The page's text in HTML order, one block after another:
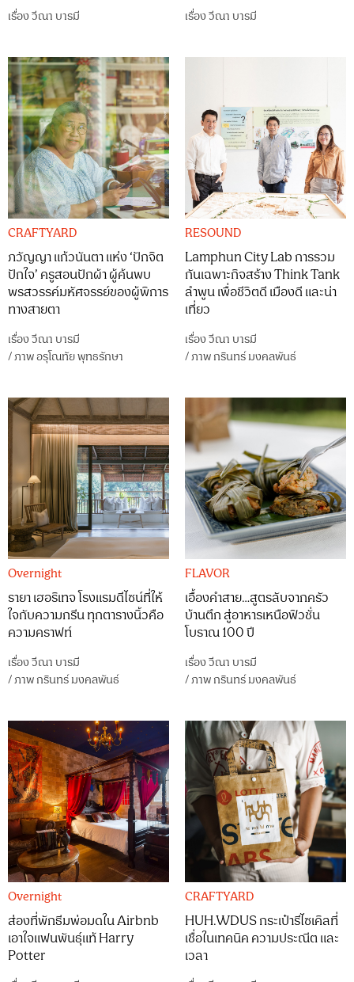
เรื่องวีณา บารมี เรื่องวีณา บารมี
CRAFTYARD
ภวัญญา แก้วนันตา แห่ง ‘ปักจิต
ปักใจ’ ครูสอนปักผ้า ผู้ค้นพบ
พรสวรรค์มหัศจรรย์ของผู้พิการ
ทางสายตา
เรื่องวีณา บารมี
/ภาพอรุโณทัย พุทธรักษา
RESOUND
Lamphun City Lab การรวม
กันเฉพาะกิจสร้าง Think Tank
ลำพูน เพื่อชีวิตดี เมืองดี และน่า
เที่ยว
เรื่องวีณา บารมี
/ภาพกรินทร์ มงคลพันธ์
Overnight
รายา เฮอริเทจ โรงแรมดีไซน์ที่ให้
ใจกับความกรีน ทุกตารางนิ้วคือ
ความคราฟท์
เรื่องวีณา บารมี
/ภาพกรินทร์ มงคลพันธ์
FLAVOR
เอื้องคำสาย…สูตรลับจากครัว
บ้านตึก สู่อาหารเหนือฟิวชั่น
โบราณ 100 ปี
เรื่องวีณา บารมี
/ภาพกรินทร์ มงคลพันธ์
Overnight
ส่องที่พักธีมพ่อมดใน Airbnb
เอาใจแฟนพันธุ์แท้ Harry
Potter
CRAFTYARD
HUH.WDUS กระเป๋ารีไซเคิลที่
เชื่อในเทคนิค ความประณีต และ
เวลา